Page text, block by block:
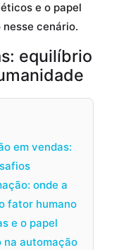
e o papel
cenário.
equilíbrio
em vendas:
onde a
fator humano
e o papel
na automação